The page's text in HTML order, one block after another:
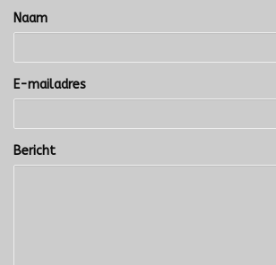
Naam
E-mailadres
Bericht